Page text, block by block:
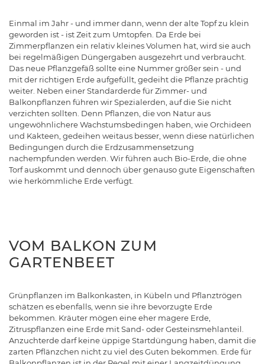
Einmal im Jahr - und immer dann, wenn der alte Topf zu klein
geworden ist - ist Zeit zum Umtopfen. Da Erde bei
Zimmerpflanzen ein relativ kleines Volumen hat, wird sie auch
bei regelmäßigen Düngergaben ausgezehrt und verbraucht.
Das neue Pflanzgefäß sollte eine Nummer größer sein - und
mit der richtigen Erde aufgefüllt, gedeiht die Pflanze prächtig
weiter. Neben einer Standarderde für Zimmer- und
Balkonpflanzen führen wir Spezialerden, auf die Sie nicht
verzichten sollten. Denn Pflanzen, die von Natur aus
ungewöhnlichere Wachstumsbedingen haben, wie Orchideen
und Kakteen, gedeihen weitaus besser, wenn diese natürlichen
Bedingungen durch die Erdzusammensetzung
nachempfunden werden. Wir führen auch Bio-Erde, die ohne
Torf auskommt und dennoch über genauso gute Eigenschaften
wie herkömmliche Erde verfügt.
VOM BALKON ZUM
GARTENBEET
Grünpflanzen im Balkonkasten, in Kübeln und Pflanztrögen
schätzen es ebenfalls, wenn sie ihre bevorzugte Erde
bekommen. Kräuter mögen eine eher magere Erde,
Zitruspflanzen eine Erde mit Sand- oder Gesteinsmehlanteil.
Anzuchterde darf keine üppige Startdüngung haben, damit die
zarten Pflänzchen nicht zu viel des Guten bekommen. Erde für